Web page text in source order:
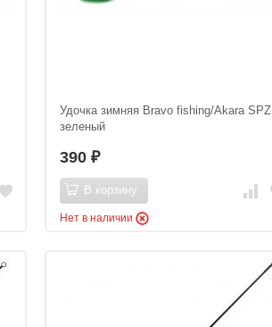
Удочка зимняя Bravo fishing/Akara SPZ
зеленый
390 ₽
В корзину
Нет в наличии